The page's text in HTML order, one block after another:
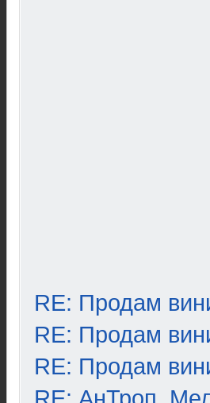
RE: Продам
RE: Продам
RE: Продам